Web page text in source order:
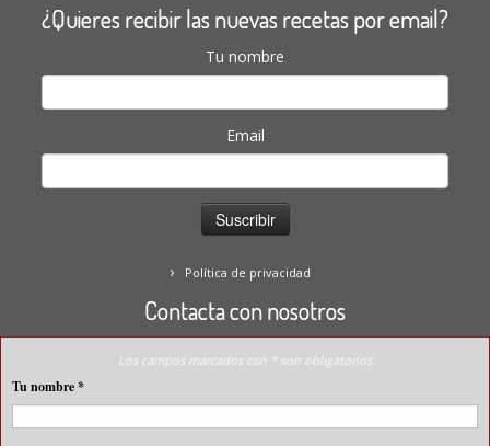
¿Quieres recibir las nuevas recetas por email?
Tu nombre
Email
Política de privacidad
Contacta con nosotros
Los campos marcados con * son obligatorios
Tu nombre*